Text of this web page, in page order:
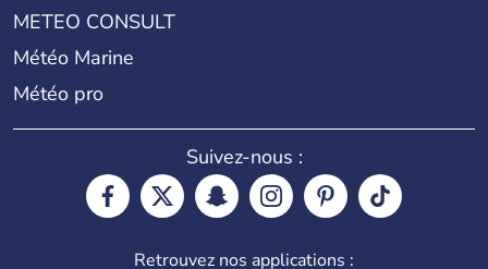
METEO CONSULT
Météo Marine
Météo pro
Suivez-nous :
Retrouvez nos applications :